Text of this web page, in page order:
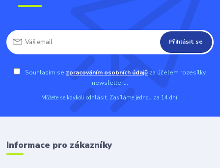
Přihlásit se
Souhlasím se zpracováním osobních údajů za účelem rozesílky
newsletteru.
Můžete se kdykoli odhlásit. Zasíláme jednou za 14 dní.
Informace pro zákazníky